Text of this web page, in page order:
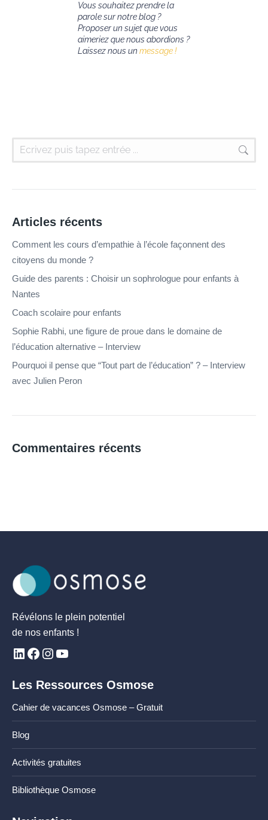
Vous souhaitez prendre la
parole sur notre blog ?
Proposer un sujet que vous
aimeriez que nous abordions ?
Laissez nous un message !
Articles récents
Comment les cours d’empathie à l’école façonnent des
citoyens du monde ?
Guide des parents : Choisir un sophrologue pour enfants à
Nantes
Coach scolaire pour enfants
Sophie Rabhi, une figure de proue dans le domaine de
l’éducation alternative – Interview
Pourquoi il pense que “Tout part de l’éducation” ? – Interview
avec Julien Peron
Commentaires récents
Révélons le plein potentiel
de nos enfants !
Les Ressources Osmose
Cahier de vacances Osmose – Gratuit
Blog
Activités gratuites
Bibliothèque Osmose